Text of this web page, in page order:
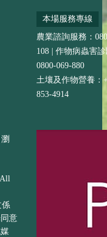
本場服務專線
農業諮詢服務：
108 | 作物病蟲害
0800-069-880
土壤及作物營養：
853-4914
係
意